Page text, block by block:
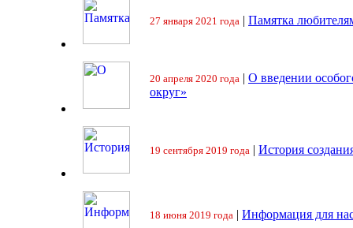
27 января 2021 года | Памятка
20 апреля 2020 года | О введении
округ»
19 сентября 2019 года | История
18 июня 2019 года | Информация для